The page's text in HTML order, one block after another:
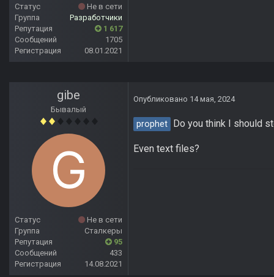
Статус
Не в сети
Группа
Разработчики
Репутация
1 617
Сообщений
1705
Регистрация
08.01.2021
gibe
Бывалый
Статус
Не в сети
Группа
Сталкеры
Репутация
95
Сообщений
433
Регистрация
14.08.2021
Опубликовано 14 мая, 2024
prophet Do you think I should
Even text files?